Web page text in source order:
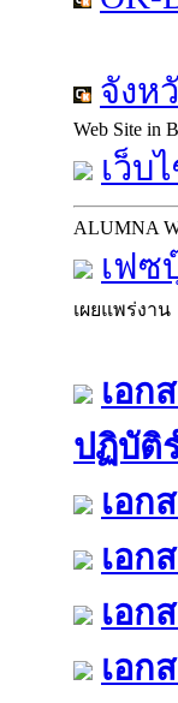
จังห
Web Site in
เว็บ
ALUMNA
เฟซ
เผยแพร่งาน
เอก
ปฏิบัติ
เอก
เอก
เอก
เอก